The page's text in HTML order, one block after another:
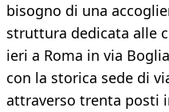
bisogno di una
struttura dedicata alle
ieri a Roma in via
con la storica sede di
attraverso trenta posti